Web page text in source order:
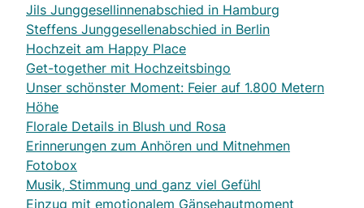
Jils Junggesellinnenabschied in Hamburg
Steffens Junggesellenabschied in Berlin
Hochzeit am Happy Place
Get-together mit Hochzeitsbingo
Unser schönster Moment: Feier auf 1.800 Metern
Höhe
Florale Details in Blush und Rosa
Erinnerungen zum Anhören und Mitnehmen
Fotobox
Musik, Stimmung und ganz viel Gefühl
Einzug mit emotionalem Gänsehautmoment